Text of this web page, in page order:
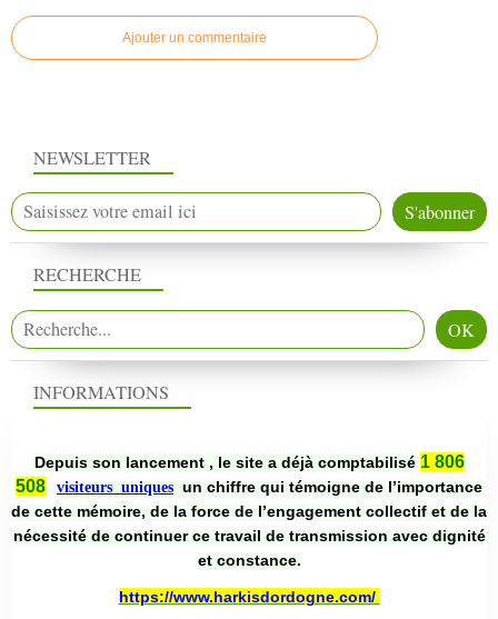
Ajouter un commentaire
NEWSLETTER
RECHERCHE
INFORMATIONS
Depuis son lancement , le site a déjà comptabilisé 1 806
508
visiteurs uniques un chiffre qui témoigne de l’importance
de cette mémoire, de la force de l’engagement collectif et de la
nécessité de continuer ce travail de transmission avec dignité
et constance.
https://www.harkisdordogne.com/